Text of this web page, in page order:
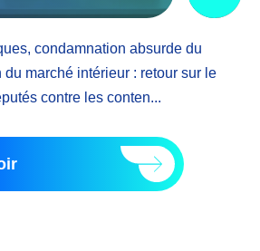
condamnation absurde du
marché intérieur : retour sur le
contre les conten...